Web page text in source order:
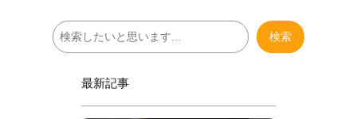
検
索
検索
最新記事